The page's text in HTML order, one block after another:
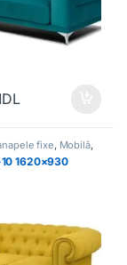
fixe, Mobilă,
1620×930